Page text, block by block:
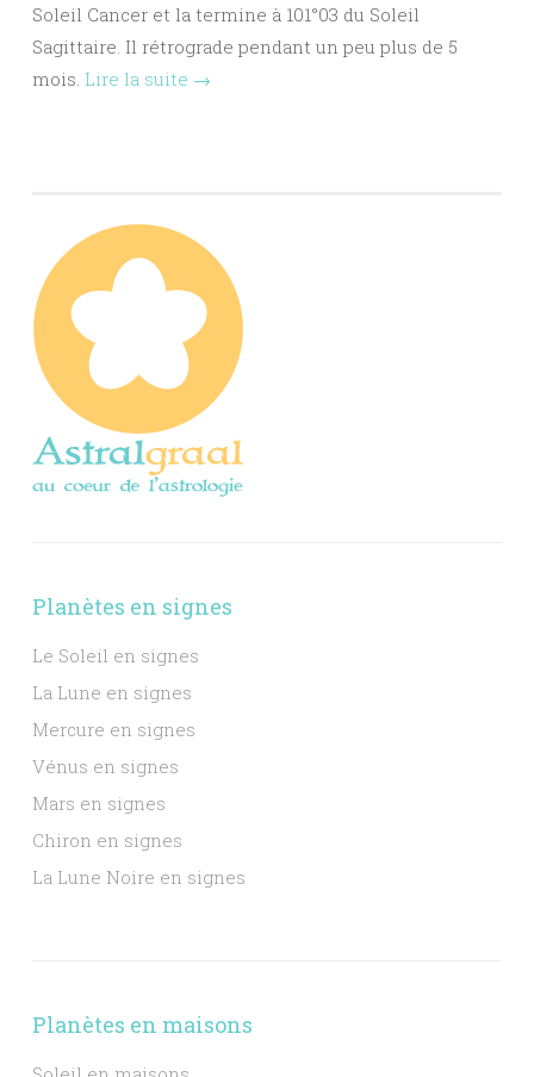
Soleil Cancer et la termine à 101°03 du Soleil
Sagittaire. Il rétrograde pendant un peu plus de 5
mois. Lire la suite →
Planètes en signes
Le Soleil en signes
La Lune en signes
Mercure en signes
Vénus en signes
Mars en signes
Chiron en signes
La Lune Noire en signes
Planètes en maisons